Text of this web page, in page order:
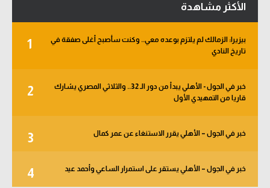
الأكثر مشاهدة
1
بيزيرا: الزمالك لم يلتزم بوعده معي.. وكنت سأصبح أغلى صفقة في
تاريخ النادي
2
خبر في الجول - الأهلي يبدأ من دور الـ 32.. والثلاثي المصري يشارك
قاريا من التمهيدي الأول
3 خبر في الجول – الأهلي يقرر الاستنغاء عن عمر كمال
4 خبر في الجول – الأهلي يستقر على استمرار الساعي وأحمد عيد